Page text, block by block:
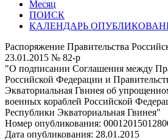
Месяц
ПОИСК
КАЛЕНДАРЬ
Распоряжение Правительства
23.01.2015 № 82-р
"О подписании Соглашения между
Российской Федерации и
Экваториальная Гвинея об
военных кораблей Российской
Республики Экваториальная Гвинея"
Номер опубликования:
Дата опубликования: 28.01.2015